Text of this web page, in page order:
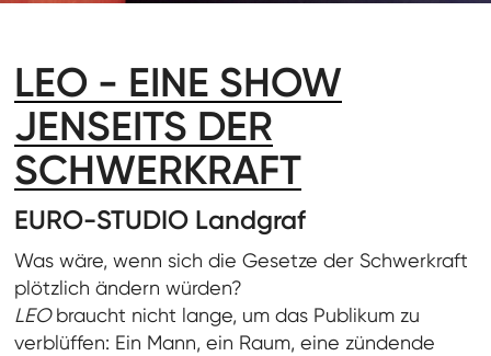
LEO - EINE SHOW
JENSEITS DER
SCHWERKRAFT
EURO-STUDIO Landgraf
Was wäre, wenn sich die Gesetze der Schwerkraft
plötzlich ändern würden?
LEObraucht nicht lange, um das Publikum zu
verblüffen: Ein Mann, ein Raum, eine zündende